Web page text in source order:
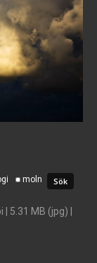
moln
5.31 MB (jpg) |